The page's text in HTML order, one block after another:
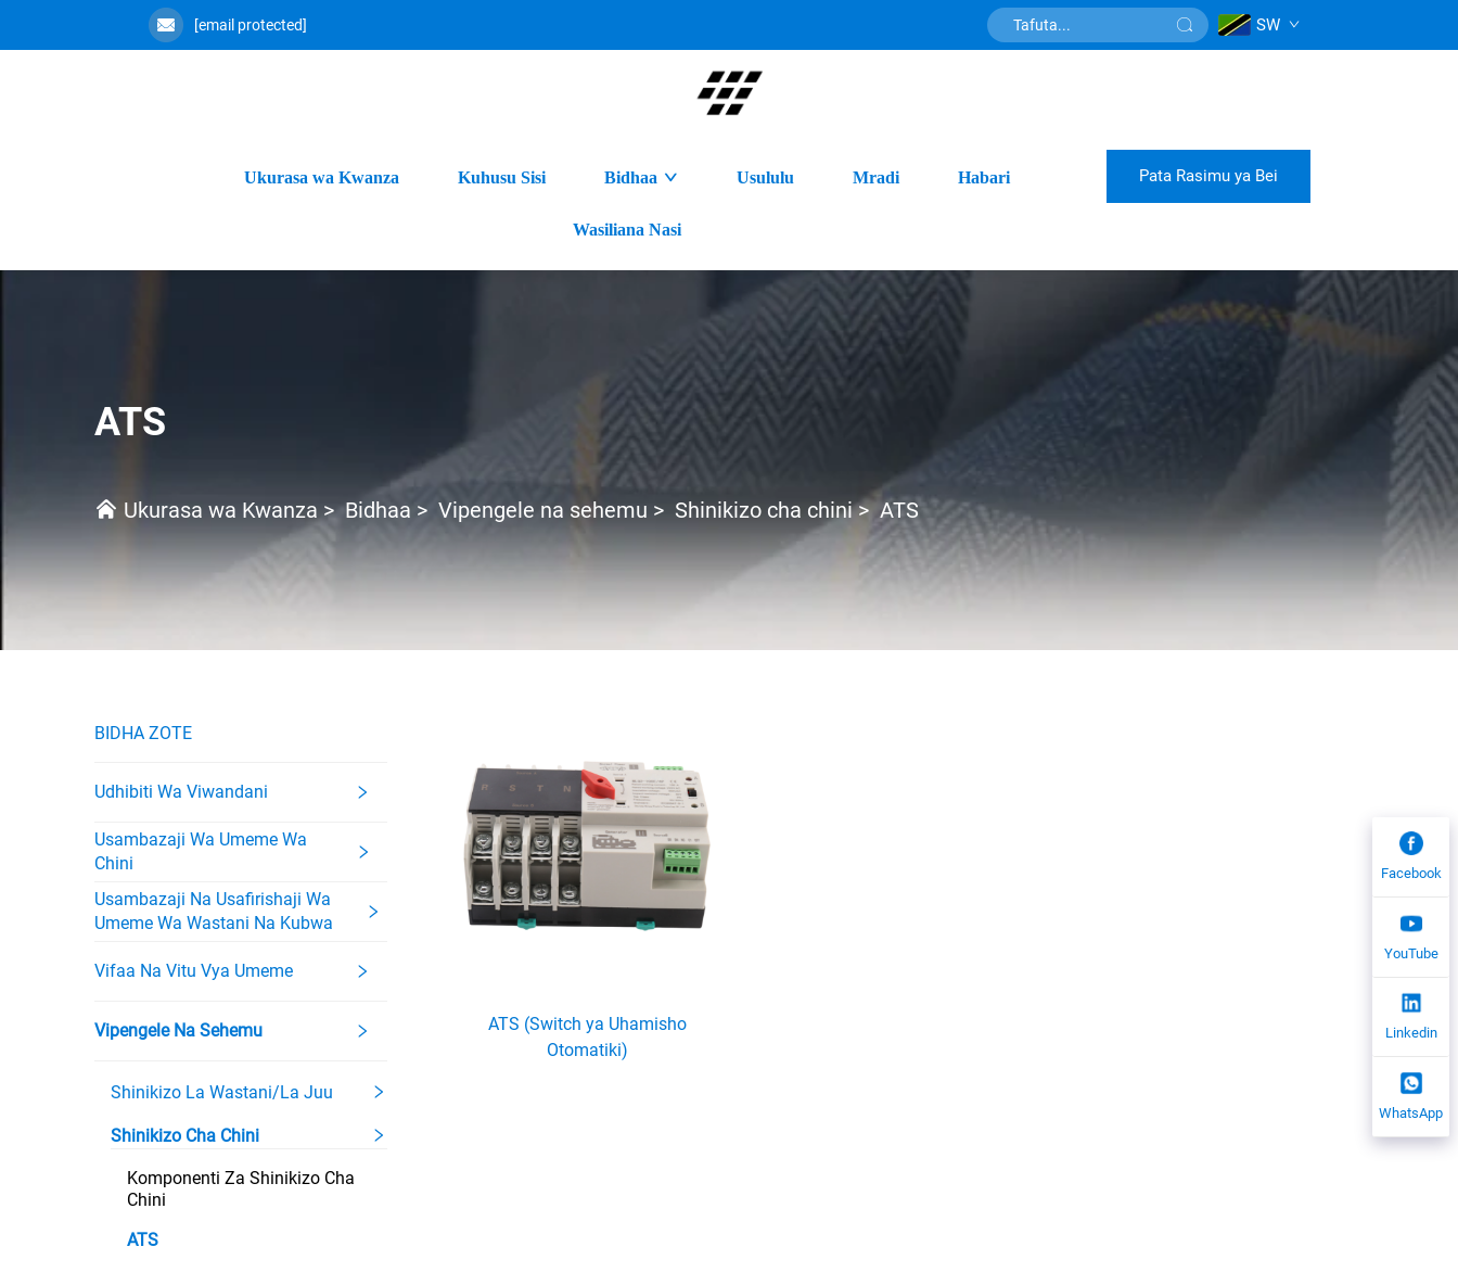
[email protected] SW
Ukurasa wa Kwanza Kuhusu Sisi Bidhaa Usululu Mradi Habari
Wasiliana Nasi
Pata Rasimu ya Bei
ATS
Ukurasa wa Kwanza>Bidhaa > Vipengele na sehemu > Shinikizo cha chini> ATS
BIDHA ZOTE
Udhibiti Wa Viwandani
Usambazaji Wa Umeme Wa
Chini
Usambazaji Na Usafirishaji Wa
Umeme Wa Wastani Na Kubwa
Vifaa Na Vitu Vya Umeme
Vipengele Na Sehemu
Shinikizo La Wastani/la Juu
Shinikizo Cha Chini
Komponenti Za Shinikizo Cha
Chini
ATS
ATS (Switch ya Uhamisho
Otomatiki)
Facebook
YouTube
Linkedin
WhatsApp